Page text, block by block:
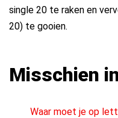
single 20 te raken en
20) te gooien.
Misschien
Waar moet je op